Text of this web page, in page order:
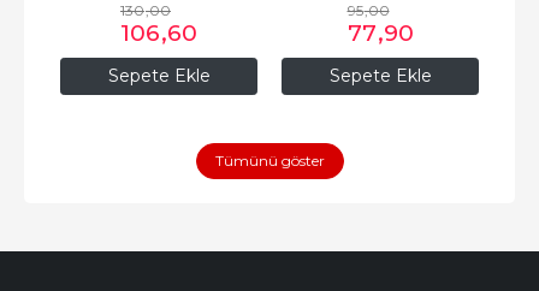
Sepete Ekle
130,00
106,60
Sepete Ekle
95,00
77,90
Tümünü göster